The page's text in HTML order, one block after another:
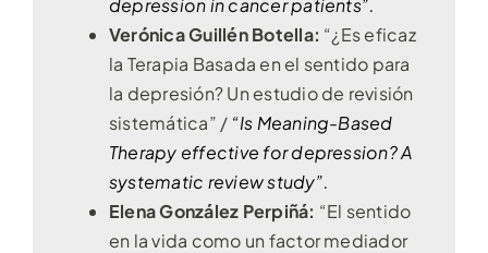
depression in cancer patients”.
Verónica Guillén Botella: “¿Es eficaz
la Terapia Basada en el sentido para
la depresión? Un estudio de revisión
sistemática” / “Is Meaning-Based
Therapy effective for depression? A
systematic review study”.
Elena González Perpiñá: “El sentido
en la vida como un factor mediador